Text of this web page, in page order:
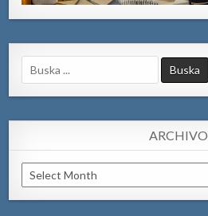
Search
for:
ARCHIVO
Archivo